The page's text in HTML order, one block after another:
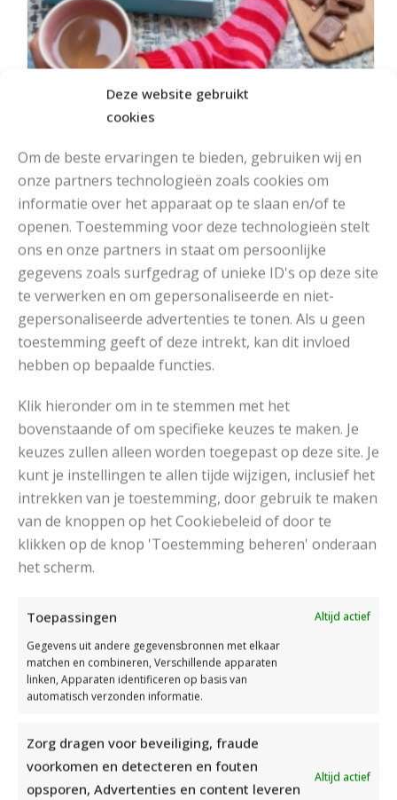
Deze website gebruikt
cookies
Om de beste ervaringen te bieden, gebruiken wij en
onze partners technologieën zoals cookies om
informatie over het apparaat op te slaan en/of te
openen. Toestemming voor deze technologieën stelt
ons en onze partners in staat om persoonlijke
gegevens zoals surfgedrag of unieke ID's op deze site
te verwerken en om gepersonaliseerde en niet-
gepersonaliseerde advertenties te tonen. Als u geen
toestemming geeft of deze intrekt, kan dit invloed
hebben op bepaalde functies.
Klik hieronder om in te stemmen met het
bovenstaande of om specifieke keuzes te maken. Je
keuzes zullen alleen worden toegepast op deze site. Je
kunt je instellingen te allen tijde wijzigen, inclusief het
intrekken van je toestemming, door gebruik te maken
van de knoppen op het Cookiebeleid of door te
klikken op de knop 'Toestemming beheren' onderaan
het scherm.
Toepassingen
Altijd actief
Gegevens uit andere gegevensbronnen met elkaar
matchen en combineren, Verschillende apparaten
linken, Apparaten identificeren op basis van
automatisch verzonden informatie.
Zorg dragen voor beveiliging, fraude
voorkomen en detecteren en fouten
opsporen, Advertenties en content leveren
Altijd actief